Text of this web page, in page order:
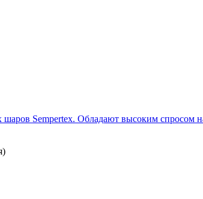
Sempertex. Обладают высоким спросом